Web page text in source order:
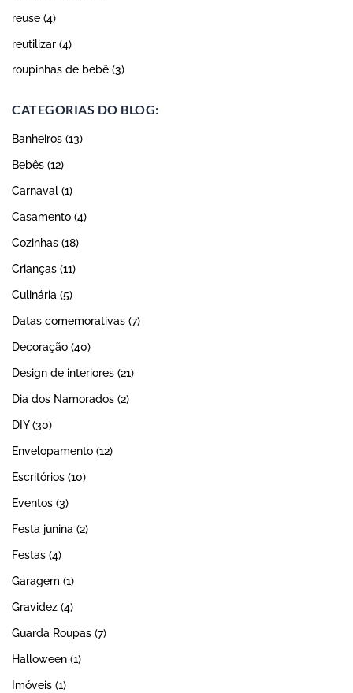
reuse (4)
reutilizar (4)
roupinhas de bebê (3)
CATEGORIAS DO BLOG:
Banheiros (13)
Bebês (12)
Carnaval (1)
Casamento (4)
Cozinhas (18)
Crianças (11)
Culinária (5)
Datas comemorativas (7)
Decoração (40)
Design de interiores (21)
Dia dos Namorados (2)
DIY(30)
Envelopamento (12)
Escritórios (10)
Eventos (3)
Festa junina (2)
Festas (4)
Garagem (1)
Gravidez (4)
Guarda Roupas (7)
Halloween (1)
Imóveis (1)